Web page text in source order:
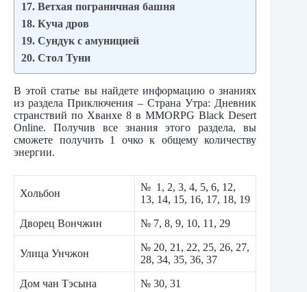
17. Ветхая пограничная башня
18. Куча дров
19. Сундук с амуницией
20. Стол Туни
В этой статье вы найдете информацию о знаниях
из раздела Приключения – Страна Утра: Дневник
странствий по Хванхе 8 в MMORPG Black Desert
Online. Получив все знания этого раздела, вы
сможете получить 1 очко к общему количеству
энергии.
Хольбон
№ 1, 2, 3, 4, 5, 6, 12,
13, 14, 15, 16, 17, 18, 19
Дворец Вончжин № 7, 8, 9, 10, 11, 29
Улица Унчжон
№ 20, 21, 22, 25, 26, 27,
28, 34, 35, 36, 37
Дом чан Тэсына № 30, 31